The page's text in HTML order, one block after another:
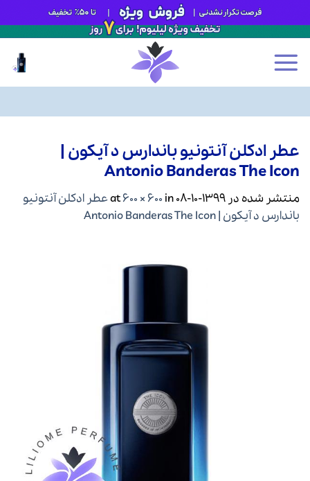
content
عطر ادکلن آنتونیو باندارس د آیکون |
Antonio Banderas The Icon
منتشر شده در 1399-10-08
600 × 600 in
عطر ادکلن آنتونیو
باندارس د آیکون | Antonio Banderas The Icon